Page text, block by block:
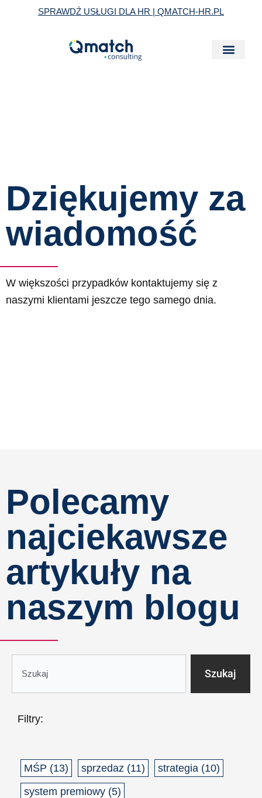
SPRAWDŹ USŁUGI DLA HR | QMATCH-HR.PL
Dziękujemy za
wiadomość
W większości przypadków kontaktujemy się z
naszymi klientami jeszcze tego samego dnia.
Polecamy
najciekawsze
artykuły na
naszym blogu
u
Szukaj
Filtry:
MŚP (13) sprzedaz (11) strategia (10)
system premiowy (5)